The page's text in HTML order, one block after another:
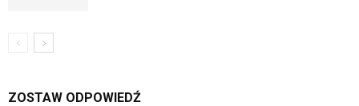
ZOSTAW ODPOWIEDŹ